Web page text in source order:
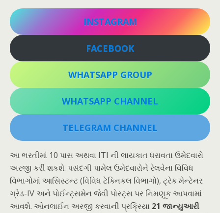
INSTAGRAM
FACEBOOK
WHATSAPP GROUP
WHATSAPP CHANNEL
TELEGRAM CHANNEL
આ ભરતીમાં 10 પાસ અથવા ITI ની લાયકાત ધરાવતા ઉમેદવારો
અરજી કરી શકશે. પસંદગી પામેલ ઉમેદવારોને રેલવેના વિવિધ
વિભાગોમાં આસિસ્ટન્ટ (વિવિધ ટેક્નિકલ વિભાગો), ટ્રેક મેન્ટેનર
ગ્રેડ-IV અને પોઈન્ટ્સમેન જેવી પોસ્ટ્સ પર નિમણૂક આપવામાં
આવશે. ઓનલાઈન અરજી કરવાની પ્રક્રિયા 21 જાન્યુઆરી